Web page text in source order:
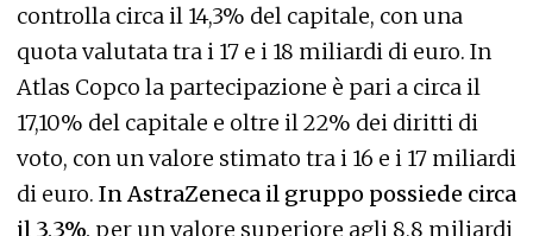
controlla circa il 14,3% del capitale, con una
quota valutata tra i 17 e i 18 miliardi di euro. In
Atlas Copco la partecipazione è pari a circa il
17,10% del capitale e oltre il 22% dei diritti di
voto, con un valore stimato tra i 16 e i 17 miliardi
di euro. In AstraZeneca il gruppo possiede circa
il 3,3%, per un valore superiore agli 8,8 miliardi